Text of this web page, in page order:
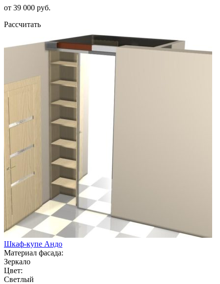
от 39 000 руб.
Рассчитать
Шкаф-купе Андо
Материал фасада:
Зеркало
Цвет:
Светлый